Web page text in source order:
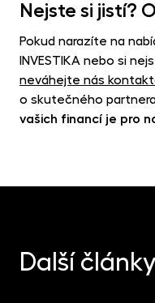
Nejste si jistí?
Pokud narazíte na
INVESTIKA nebo si
neváhejte nás
o skutečného
vašich financí je pro
Další články